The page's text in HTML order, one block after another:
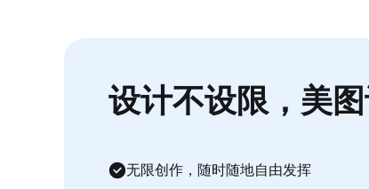
设计不设限，美
无限创作，随时随地自由发挥